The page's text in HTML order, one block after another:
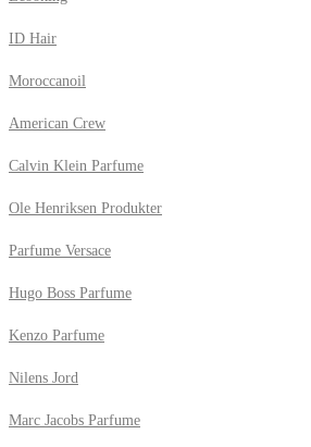
ID Hair
Moroccanoil
American Crew
Calvin Klein Parfume
Ole Henriksen Produkter
Parfume Versace
Hugo Boss Parfume
Kenzo Parfume
Nilens Jord
Marc Jacobs Parfume